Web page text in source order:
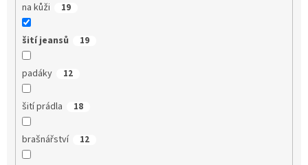
na kůži 19
šití jeansů 19
padáky 12
šití prádla 18
brašnářství 12